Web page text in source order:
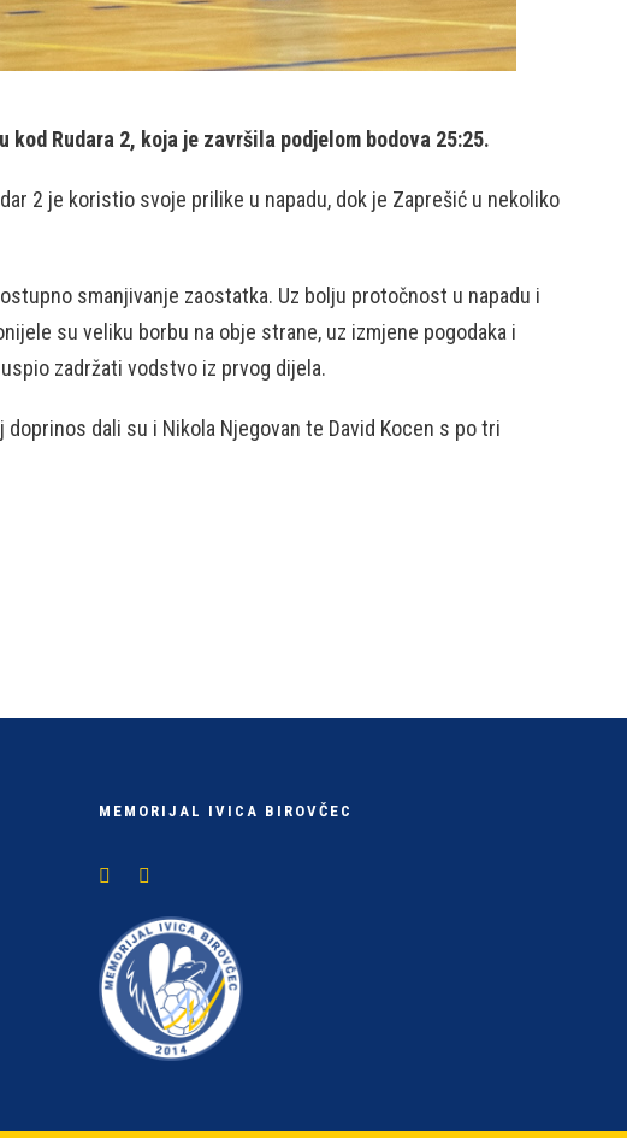
Rudara 2, koja je završila podjelom bodova 25:25.
2 je koristio svoje prilike u napadu, dok je Zaprešić u nekoliko
smanjivanje zaostatka. Uz bolju protočnost u napadu i
su veliku borbu na obje strane, uz izmjene pogodaka i
zadržati vodstvo iz prvog dijela.
dali su i Nikola Njegovan te David Kocen s po tri
MEMORIJAL IVICA BIROVČEC